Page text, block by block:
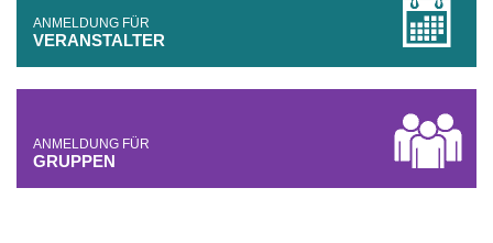
ANMELDUNG FÜR
VERANSTALTER
ANMELDUNG FÜR
GRUPPEN